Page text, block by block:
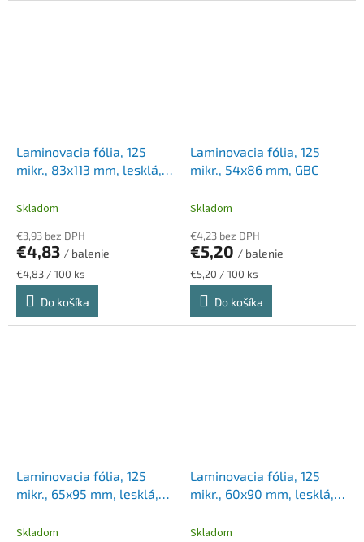
Laminovacia fólia, 125
mikr., 83x113 mm, lesklá,
Skladom
€3,93 bez DPH
€4,83 / balenie
Jednotková
cena:
€4,83 / 100 ks
Do košíka
Laminovacia fólia, 125
mikr., 54x86 mm, GBC
Skladom
€4,23 bez DPH
€5,20 / balenie
Jednotková
cena:
€5,20 / 100 ks
Do košíka
Laminovacia fólia, 125
mikr., 65x95 mm, lesklá,
Skladom
Laminovacia fólia, 125
mikr., 60x90 mm, lesklá,
Skladom